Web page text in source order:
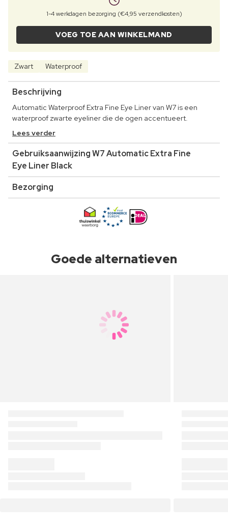
1-4 werkdagen bezorging (€4,95 verzendkosten)
VOEG TOE AAN WINKELMAND
Zwart Waterproof
Beschrijving
Automatic Waterproof Extra Fine Eye Liner van W7 is een
waterproof zwarte eyeliner die de ogen accentueert.
Lees verder
Gebruiksaanwijzing W7 Automatic Extra Fine
Eye Liner Black
Bezorging
Goede alternatieven